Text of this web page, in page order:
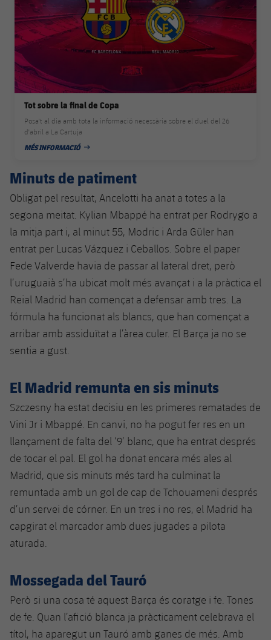
Tot sobre la final de Copa
Posa't al dia amb tota la informació necessària sobre el duel del 26
d'abril a La Cartuja
MÉS INFORMACIÓ
DATA DE PUBLICACIÓ
Minuts de patiment
Obligat pel resultat, Ancelotti ha anat a totes a la
segona meitat. Kylian Mbappé ha entrat per Rodrygo a
la mitja part i, al minut 55, Modric i Arda Güler han
entrat per Lucas Vázquez i Ceballos. Sobre el paper
Fede Valverde havia de passar al lateral dret, però
l’uruguaià s’ha ubicat molt més avançat i a la pràctica el
Reial Madrid han començat a defensar amb tres. La
fórmula ha funcionat als blancs, que han començat a
arribar amb assiduïtat a l’àrea culer. El Barça ja no se
sentia a gust.
El Madrid remunta en sis minuts
Szczesny ha estat decisiu en les primeres rematades de
Vini Jr i Mbappé. En canvi, no ha pogut fer res en un
llançament de falta del ‘9’ blanc, que ha entrat després
de tocar el pal. El gol ha donat encara més ales al
Madrid, que sis minuts més tard ha culminat la
remuntada amb un gol de cap de Tchouameni després
d’un servei de córner. En un tres i no res, el Madrid ha
capgirat el marcador amb dues jugades a pilota
aturada.
Mossegada del Tauró
Però si una cosa té aquest Barça és coratge i fe. Tones
de fe. Quan l’afició blanca ja pràcticament celebrava el
títol, ha aparegut un Tauró amb ganes de més. Amb